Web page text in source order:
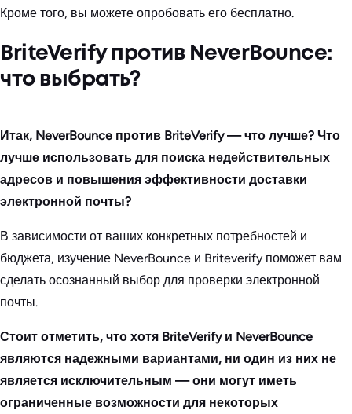
Кроме того, вы можете опробовать его бесплатно.
BriteVerify против NeverBounce:
что выбрать?
Итак, NeverBounce против BriteVerify — что лучше? Что
лучше использовать для поиска недействительных
адресов и повышения эффективности доставки
электронной почты?
В зависимости от ваших конкретных потребностей и
бюджета, изучение NeverBounce и Briteverify поможет вам
сделать осознанный выбор для проверки электронной
почты.
Стоит отметить, что хотя BriteVerify и NeverBounce
являются надежными вариантами, ни один из них не
является исключительным — они могут иметь
ограниченные возможности для некоторых